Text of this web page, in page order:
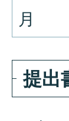
月
提出